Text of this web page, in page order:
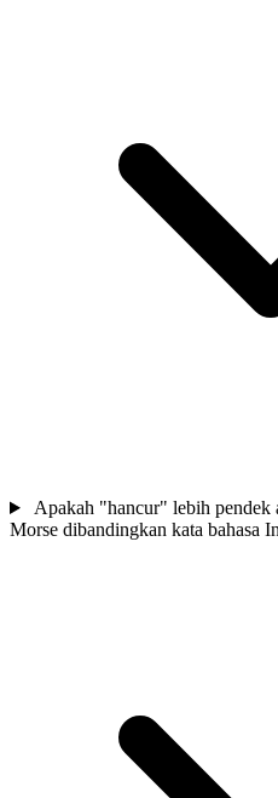
Apakah "hancur" lebih pendek
Morse dibandingkan kata bahasa